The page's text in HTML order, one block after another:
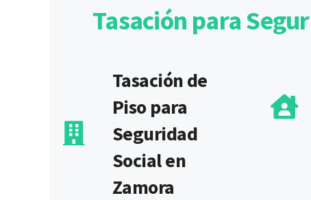
Tasación para
Tasación de
Piso para
Seguridad
Social en
Zamora